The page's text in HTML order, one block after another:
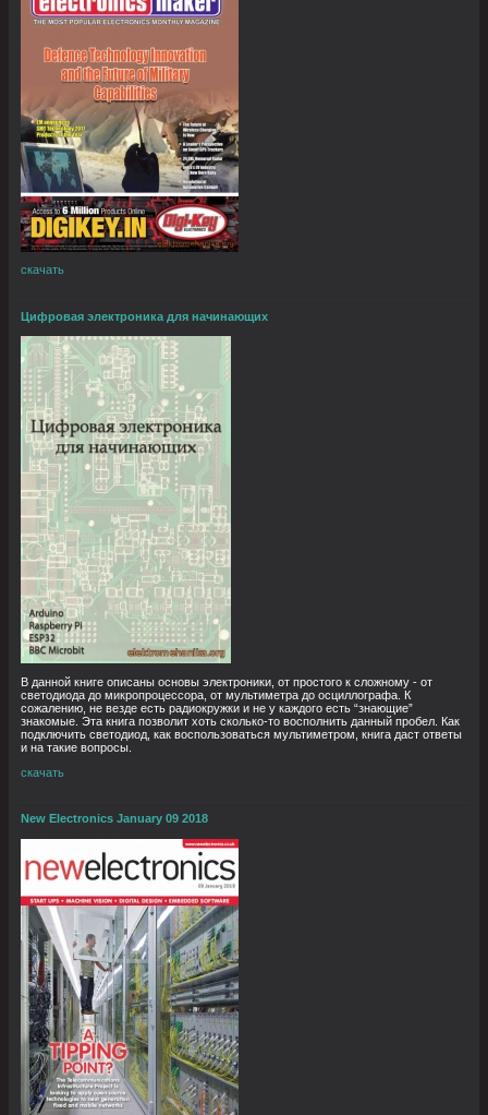
скачать
Цифровая электроника для начинающих
В данной книге описаны основы электроники, от простого к сложному - от
светодиода до микропроцессора, от мультиметра до осциллографа. К
сожалению, не везде есть радиокружки и не у каждого есть “знающие”
знакомые. Эта книга позволит хоть сколько-то восполнить данный пробел. Как
подключить светодиод, как воспользоваться мультиметром, книга даст ответы
и на такие вопросы.
скачать
New Electronics January 09 2018